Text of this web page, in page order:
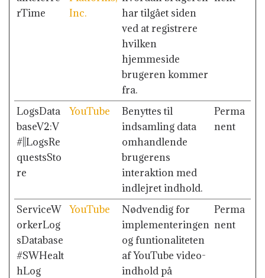
rTime
Inc.
har tilgået siden
ved at registrere
hvilken
hjemmeside
brugeren kommer
fra.
LogsData
baseV2:V
#||LogsRe
questsSto
re
YouTube
Benyttes til
indsamling data
omhandlende
brugerens
interaktion med
indlejret indhold.
Perma
nent
ServiceW
orkerLog
sDatabase
#SWHealt
hLog
YouTube
Nødvendig for
implementeringen
og funtionaliteten
af YouTube video-
indhold på
Perma
nent